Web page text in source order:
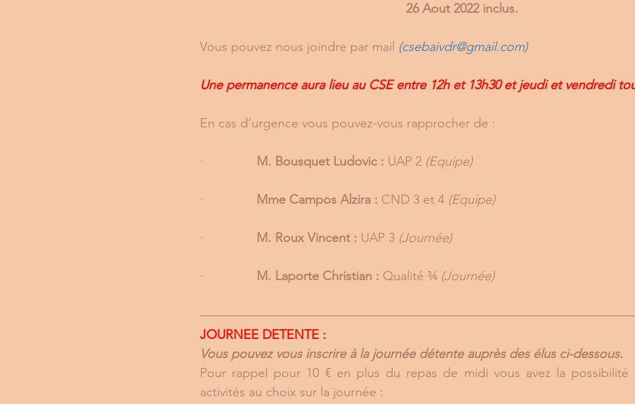
26 Aout 2022 inclus.
Vous pouvez nous joindre par mail (csebaivdr@gmail.com)
Une permanence aura lieu au CSE entre 12h et 13h30 et jeudi et vendredi
En cas d’urgence vous pouvez-vous rapprocher de :
· M. Bousquet Ludovic : UAP 2 (Equipe)
· Mme Campos Alzira : CND 3 et 4 (Equipe)
· M. Roux Vincent : UAP 3 (Journée)
· M. Laporte Christian : Qualité ¾ (Journée)
JOURNEE DETENTE :
Vous pouvez vous inscrire à la journée détente auprès des élus ci-dessous.
Pour rappel pour 10 € en plus du repas de midi vous avez la
activités au choix sur la journée :